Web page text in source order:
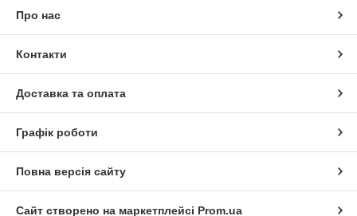
Про нас
Контакти
Доставка та оплата
Графік роботи
Повна версія сайту
Сайт створено на маркетплейсі Prom.ua